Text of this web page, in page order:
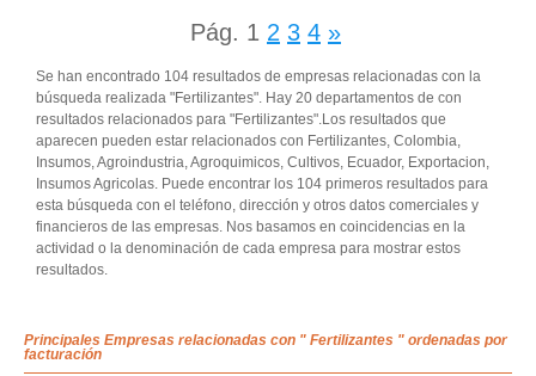
Pág. 1 2 3 4 »
Se han encontrado 104 resultados de empresas relacionadas con la
búsqueda realizada "Fertilizantes". Hay 20 departamentos de con
resultados relacionados para "Fertilizantes".Los resultados que
aparecen pueden estar relacionados con Fertilizantes, Colombia,
Insumos, Agroindustria, Agroquimicos, Cultivos, Ecuador, Exportacion,
Insumos Agricolas. Puede encontrar los 104 primeros resultados para
esta búsqueda con el teléfono, dirección y otros datos comerciales y
financieros de las empresas. Nos basamos en coincidencias en la
actividad o la denominación de cada empresa para mostrar estos
resultados.
Principales Empresas relacionadas con " Fertilizantes " ordenadas por
facturación